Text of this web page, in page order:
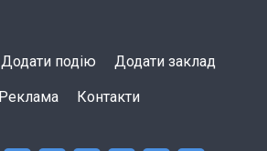
Додати подію Додати заклад
Реклама Контакти